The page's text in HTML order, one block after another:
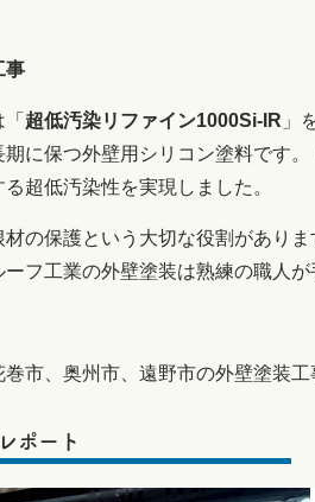
事
超低汚染リファイン1000Si-IR 」
期に保つ外壁用シリコン塗料です
超低汚染性を実現しました。
材の保護という大切な役割があり
フ工業の外壁塗装は熟練の職人
市、奥州市、遠野市の外壁塗装
ポート